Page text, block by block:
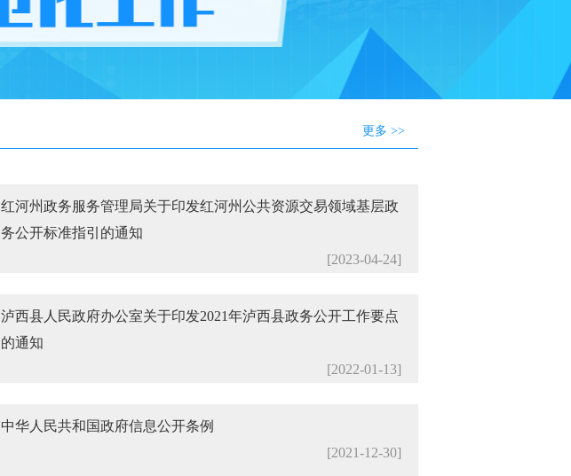
更多 >>
红河州政务服务管理局关于印发红河州公共资源交易领域基层政
务公开标准指引的通知
[2023-04-24]
泸西县人民政府办公室关于印发2021年泸西县政务公开工作要点
的通知
[2022-01-13]
中华人民共和国政府信息公开条例
[2021-12-30]